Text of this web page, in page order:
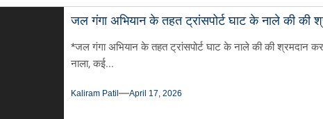
जल गंगा अभियान के तहत ट्रांसपोर्ट घाट के नाले की की
*जल गंगा अभियान के तहत ट्रांसपोर्ट घाट के नाले की की श्रमदान
नाला, कई...
Kaliram Patil April 17, 2026